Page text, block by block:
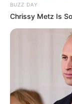
BUZZ DAY
Chrissy Metz Is